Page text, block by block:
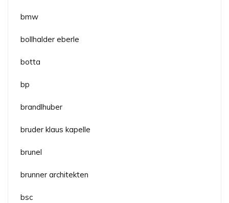
bmw
bollhalder eberle
botta
bp
brandlhuber
bruder klaus kapelle
brunel
brunner architekten
bsc